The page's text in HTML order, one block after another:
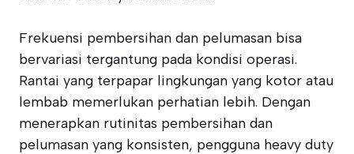
Frekuensi pembersihan dan pelumasan bisa
bervariasi tergantung pada kondisi operasi.
Rantai yang terpapar lingkungan yang kotor atau
lembab memerlukan perhatian lebih. Dengan
menerapkan rutinitas pembersihan dan
pelumasan yang konsisten, pengguna heavy duty